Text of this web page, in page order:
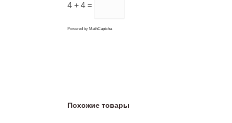
4 + 4 =
Powered by MathCaptcha
Похожие товары